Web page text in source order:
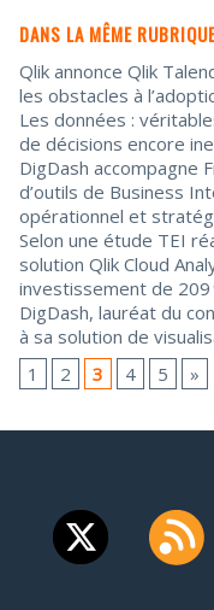
DANS LA MÊME
Qlik annonce Qlik
les obstacles à
Les données :
de décisions encore
DigDash accompagne
d’outils de Business
opérationnel et
Selon une étude TEI
solution Qlik Cloud
investissement de 209
DigDash, lauréat du
à sa solution de
1
2 3 4 5 »